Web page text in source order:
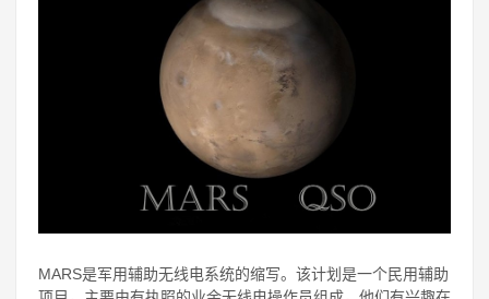
MARS是军用辅助无线电系统的缩写。该计划是一个民用辅助